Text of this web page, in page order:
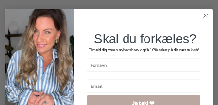
Skal du forkæles?
Tilmeld dig vores nyhedsbrev og få 10% rabat på dit næste køb!
Ja tak! ❤️